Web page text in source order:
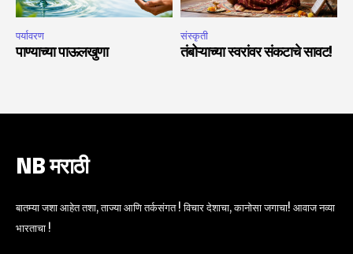
पर्यावरण
पाण्याच्या पाऊलखुणा
संस्कृती
तंबोऱ्याच्या स्वरांवर संकटाचे सावट!
NB मराठी
बातम्या जशा आहेत तशा, ताज्या आणि तर्कसंगत ! विचार देशाचा, कानोसा जगाचा! आवाज नव्या
भारताचा !